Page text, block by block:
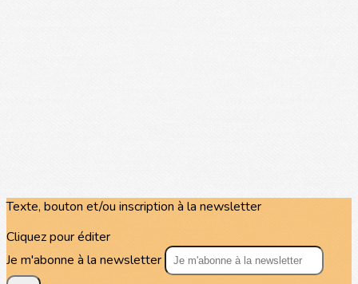
Texte, bouton et/ou inscription à la newsletter
Cliquez pour éditer
Je m'abonne à la newsletter